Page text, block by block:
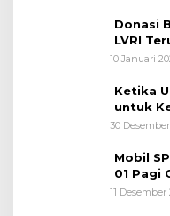
Donasi
LVRI
10 Januari
Ketika
untuk
30
Mobil
01 Pagi
11 Desember